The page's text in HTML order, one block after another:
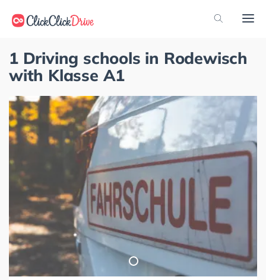
1 Driving schools in Rodewisch
with Klasse A1